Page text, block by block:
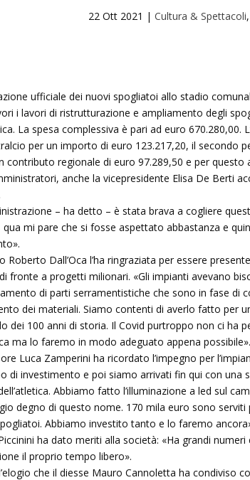
22 Ott 2021 |Cultura & Spettacoli,
ufficiale dei nuovi spogliatoi allo stadio
i lavori di ristrutturazione e ampliamento degli
La spesa complessiva è pari ad euro 670.280,00.
per un importo di euro 123.217,20, il secondo
contributo regionale di euro 97.289,50 e per
anche la vicepresidente Elisa De Berti
– ha detto – è stata brava a cogliere
qua mi pare che si fosse aspettato abbastanza e
Roberto Dall’Oca l’ha ringraziata per essere
fronte a progetti milionari. «Gli impianti avevano
di parti serramentistiche che sono in fase di
dei materiali. Siamo contenti di averlo fatto per
dei 100 anni di storia. Il Covid purtroppo non ci ha
ma lo faremo in modo adeguato appena possibile».
Luca Zamperini ha ricordato l’impegno per
di investimento e poi siamo arrivati fin qui con una
Abbiamo fatto l’illuminazione a led sul
degno di questo nome. 170 mila euro sono
Abbiamo investito tanto e lo faremo
ha dato meriti alla società: «Ha grandi
il proprio tempo libero».
che il diesse Mauro Cannoletta ha condiviso